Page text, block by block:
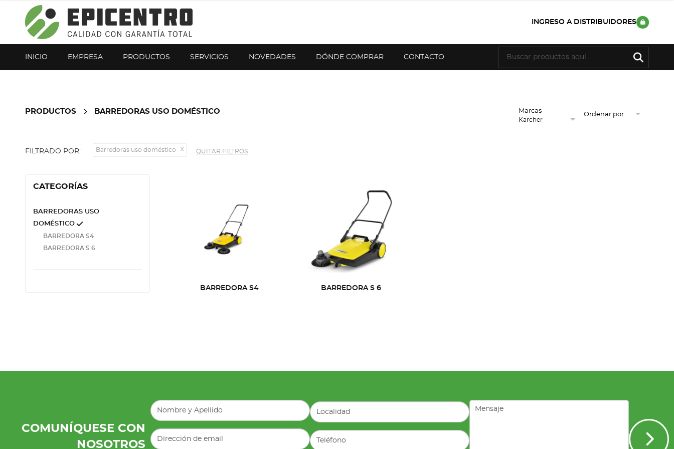
¿Olvidó su contraseña?
INGRESO A DISTRIBUIDORES
INICIO EMPRESA PRODUCTOS SERVICIOS NOVEDADES DÓNDE COMPRAR CONTACTO
PRODUCTOS BARREDORAS USO DOMÉSTICO Marcas
Karcher
Ordenar por
FILTRADO POR: Barredoras uso doméstico QUITAR FILTROS
CATEGORÍAS
BARREDORAS USO
DOMÉSTICO
BARREDORA S4
BARREDORA S 6
BARREDORA S4 BARREDORA S 6
COMUNÍQUESE CON
NOSOTROS